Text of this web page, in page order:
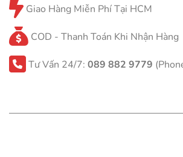
Giao Hàng Miễn Phí Tại HCM
COD - Thanh Toán Khi Nhận Hàng
Tư Vấn 24/7: 089 882 9779